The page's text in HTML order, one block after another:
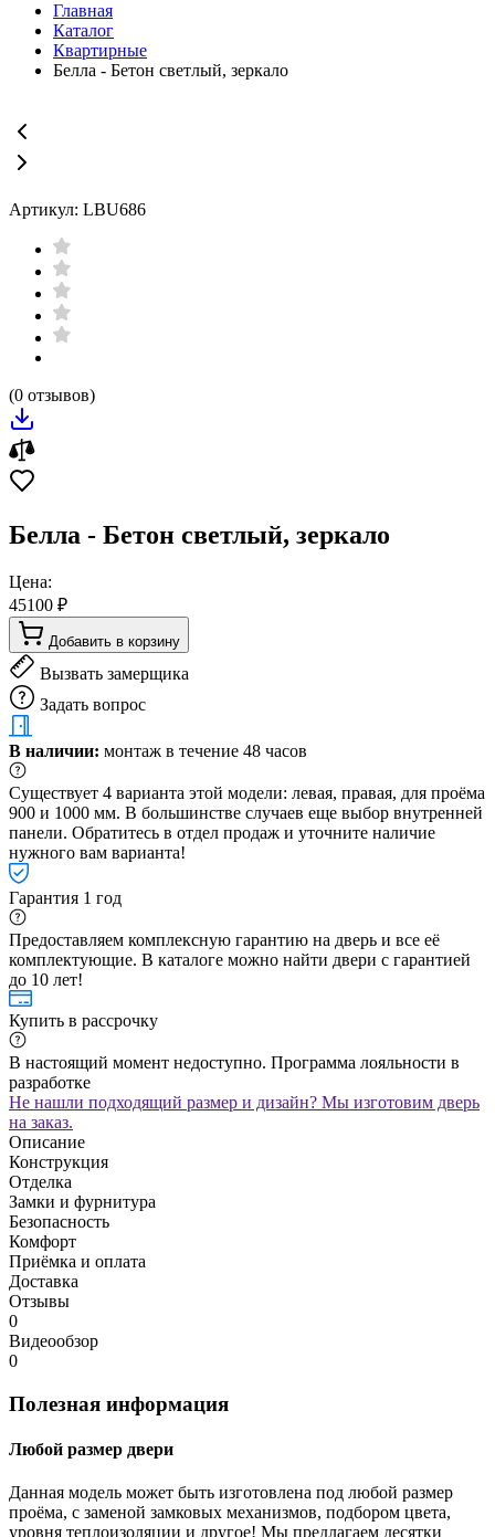
Главная
Каталог
Квартирные
Белла - Бетон светлый, зеркало
Артикул: LBU686
(0 отзывов)
Белла - Бетон светлый, зеркало
Цена:
45100 ₽
Добавить в корзину
Вызвать замерщика
Задать вопрос
В наличии: монтаж в течение 48 часов
Существует 4 варианта этой модели: левая, правая, для проёма
900 и 1000 мм. В большинстве случаев еще выбор внутренней
панели. Обратитесь в отдел продаж и уточните наличие
нужного вам варианта!
Гарантия 1 год
Предоставляем комплексную гарантию на дверь и все её
комплектующие. В каталоге можно найти двери с гарантией
до 10 лет!
Купить в рассрочку
В настоящий момент недоступно. Программа лояльности в
разработке
Не нашли подходящий размер и дизайн? Мы изготовим дверь
на заказ.
Описание
Конструкция
Отделка
Замки и фурнитура
Безопасность
Комфорт
Приёмка и оплата
Доставка
Отзывы
0
Видеообзор
0
Полезная информация
Любой размер двери
Данная модель может быть изготовлена под любой размер
проёма, с заменой замковых механизмов, подбором цвета,
уровня теплоизоляции и другое! Мы предлагаем десятки